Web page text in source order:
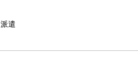
派遣